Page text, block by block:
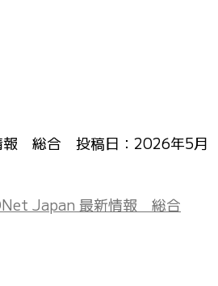
報 総合 投稿日： 2026年5月
Japan 最新情報 総合